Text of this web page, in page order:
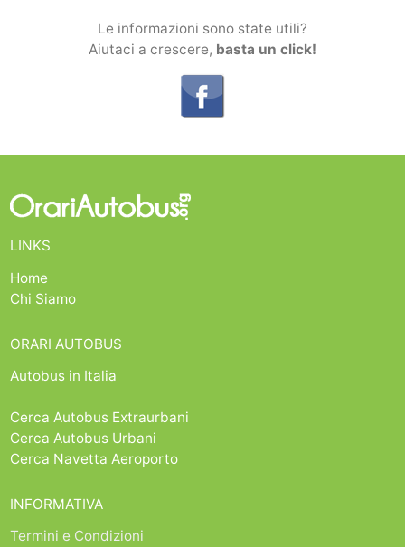
Le informazioni sono state utili?
Aiutaci a crescere, basta un click!
LINKS
Home
Chi Siamo
ORARI AUTOBUS
Autobus in Italia
Cerca Autobus Extraurbani
Cerca Autobus Urbani
Cerca Navetta Aeroporto
INFORMATIVA
Termini e Condizioni